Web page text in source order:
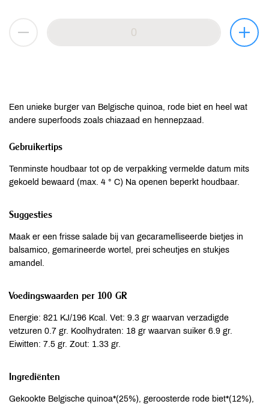
Een unieke burger van Belgische quinoa, rode biet en heel wat
andere superfoods zoals chiazaad en hennepzaad.
Gebruikertips
Tenminste houdbaar tot op de verpakking vermelde datum mits
gekoeld bewaard (max. 4 ° C) Na openen beperkt houdbaar.
Suggesties
Maak er een frisse salade bij van gecaramelliseerde bietjes in
balsamico, gemarineerde wortel, prei scheutjes en stukjes
amandel.
Voedingswaarden per 100 GR
Energie: 821 KJ/196 Kcal. Vet: 9.3 gr waarvan verzadigde
vetzuren 0.7 gr. Koolhydraten: 18 gr waarvan suiker 6.9 gr.
Eiwitten: 7.5 gr. Zout: 1.33 gr.
Ingrediënten
Gekookte Belgische quinoa*(25%), geroosterde rode biet*(12%),